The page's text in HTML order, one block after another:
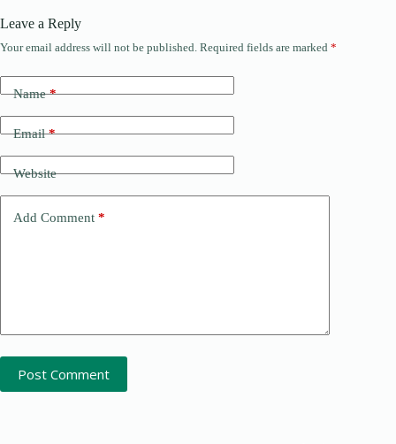
Leave a Reply
Your email address will not be published. Required fields are marked *
Name*
Email*
Website
Add Comment *
Post Comment